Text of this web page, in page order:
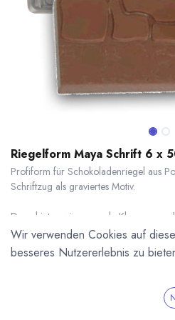
Riegelform Maya Schrift 6 x
Profiform für Schokoladenriegel aus
Schriftzug als graviertes Motiv.
Dazu bieten wir passende
17,85€*
* inkl. MwST. zzgl.Versandkosten
Wir verwenden Cookies auf
besseres Nutzererlebnis zu